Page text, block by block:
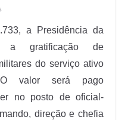
a Presidência da
a gratificação de
do serviço ativo
valor será pago
no posto de oficial-
direção e chefia